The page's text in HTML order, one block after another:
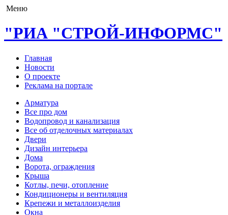
Меню
"РИА "СТРОЙ-ИНФОРМС"
Главная
Новости
О проекте
Реклама на портале
Арматура
Все про дом
Водопровод и канализация
Все об отделочных материалах
Двери
Дизайн интерьера
Дома
Ворота, ограждения
Крыша
Котлы, печи, отопление
Кондиционеры и вентиляция
Крепежи и металлоизделия
Окна